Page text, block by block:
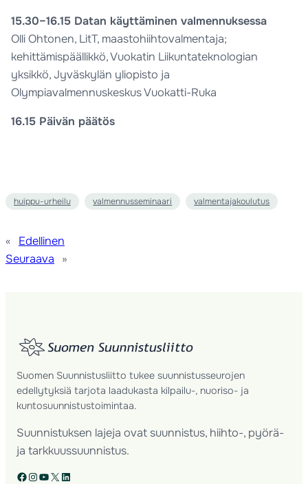
15.30–16.15 Datan käyttäminen valmennuksessa
Olli Ohtonen, LitT, maastohiihtovalmentaja;
kehittämispäällikkö, Vuokatin Liikuntateknologian
yksikkö, Jyväskylän yliopisto ja
Olympiavalmennuskeskus Vuokatti-Ruka
16.15 Päivän päätös
huippu-urheilu valmennusseminaari valmentajakoulutus
«
Edellinen
Seuraava
»
Suomen Suunnistusliitto tukee suunnistusseurojen
edellytyksiä tarjota laadukasta kilpailu-, nuoriso- ja
kuntosuunnistustoimintaa.
Suunnistuksen lajeja ovat suunnistus, hiihto-, pyörä-
ja tarkkuussuunnistus.
Facebook Instagram YouTube X LinkedIn